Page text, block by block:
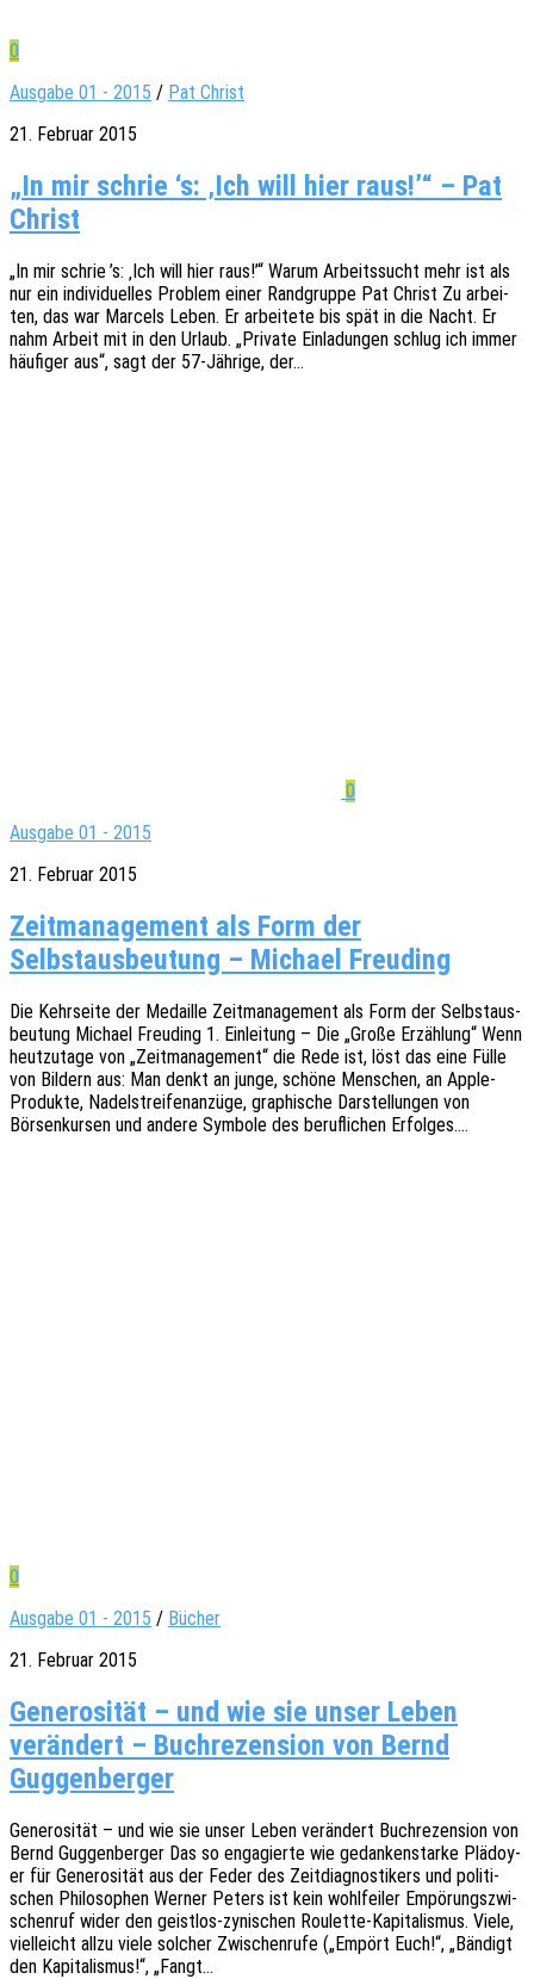
0
Ausgabe 01 - 2015 / Pat Christ
21. Februar 2015
„In mir schrie ‘s: ‚Ich will hier raus!’“ – Pat
Christ
„In mir schrie ’s: ‚Ich will hier raus!’“ Warum Arbeits­sucht mehr ist als
nur ein indi­vi­du­el­les Problem einer Rand­grup­pe Pat Christ Zu arbei­
ten, das war Marcels Leben. Er arbei­te­te bis spät in die Nacht. Er
nahm Arbeit mit in den Urlaub. „Priva­te Einla­dun­gen schlug ich immer
häufi­ger aus“, sagt der 57-Jähri­­ge, der…
0
Ausgabe 01 - 2015
21. Februar 2015
Zeitmanagement als Form der
Selbstausbeutung – Michael Freuding
Die Kehr­sei­te der Medail­le Zeit­ma­nage­ment als Form der Selbst­aus­
beu­tung Micha­el Freu­ding 1. Einlei­tung – Die „Große Erzäh­lung“ Wenn
heut­zu­ta­ge von „Zeit­ma­nage­ment“ die Rede ist, löst das eine Fülle
von Bildern aus: Man denkt an junge, schöne Menschen, an Apple-
Produk­­te, Nadel­strei­fen­an­zü­ge, graphi­sche Darstel­lun­gen von
Börsen­kur­sen und andere Symbo­le des beruf­li­chen Erfolges.…
0
Ausgabe 01 - 2015 / Bücher
21. Februar 2015
Generosität – und wie sie unser Leben
verändert – Buchrezension von Bernd
Guggenberger
Gene­ro­si­tät – und wie sie unser Leben verän­dert Buch­re­zen­si­on von
Bernd Guggen­ber­ger Das so enga­gier­te wie gedan­ken­star­ke Plädoy­
er für Gene­ro­si­tät aus der Feder des Zeit­dia­gnos­ti­kers und poli­ti­
schen Philo­so­phen Werner Peters ist kein wohl­fei­ler Empö­rungs­zwi­
schen­ruf wider den geis­t­­los-zyni­­schen Roulette-Kapi­­ta­­lis­­mus. Viele,
viel­leicht allzu viele solcher Zwischen­ru­fe („Empört Euch!“, „Bändigt
den Kapi­ta­lis­mus!“, „Fangt…